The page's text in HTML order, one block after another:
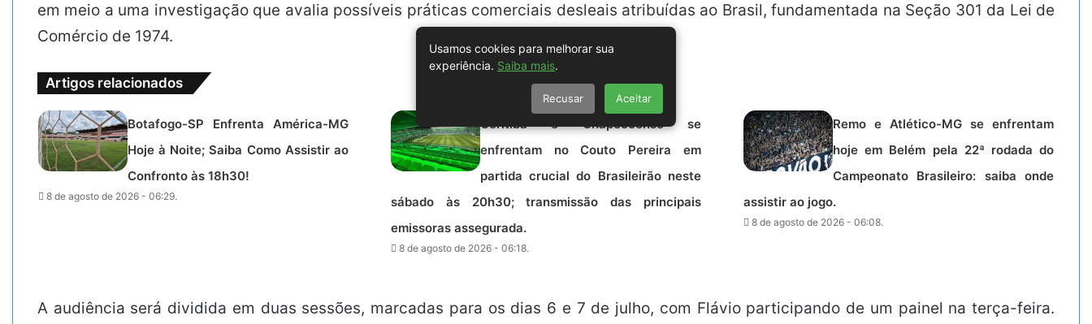
em meio a uma investigação que avalia possíveis práticas comerciais desleais atribuídas ao Brasil, fundamentada na Seção 301 da Lei de
Comércio de 1974.
Artigos relacionados
Botafogo-SP Enfrenta América-MG
Hoje à Noite; Saiba Como Assistir ao
Confronto às 18h30!
8 de agosto de 2026 - 06:29.
Coritiba e Chapecoense se
enfrentam no Couto Pereira em
partida crucial do Brasileirão neste
sábado às 20h30; transmissão das principais
emissoras assegurada.
8 de agosto de 2026 - 06:18.
Remo e Atlético-MG se enfrentam
hoje em Belém pela 22ª rodada do
Campeonato Brasileiro: saiba onde
assistir ao jogo.
8 de agosto de 2026 - 06:08.
A audiência será dividida em duas sessões, marcadas para os dias 6 e 7 de julho, com Flávio participando de um painel na terça-feira.
Usamos cookies para melhorar sua
experiência. Saiba mais.
Recusar Aceitar